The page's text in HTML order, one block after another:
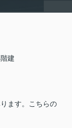
建
ます。こちらの